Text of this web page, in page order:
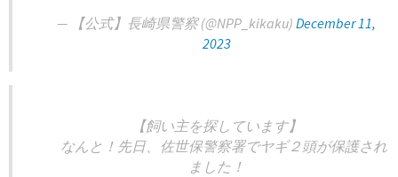
— 【公式】長崎県警察 (@NPP_kikaku) December 11,
2023
【飼い主を探しています】
なんと！先日、佐世保警察署でヤギ２頭が保護され
ました！